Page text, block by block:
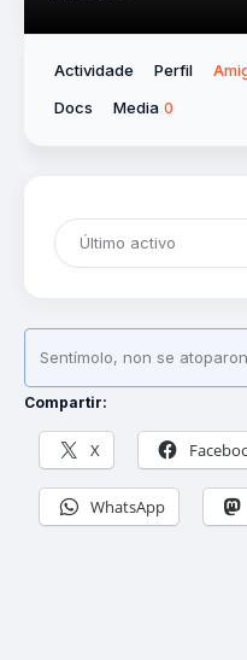
Actividade Perfil
Docs
Media 0
Amigos
Sentímolo, non se
Compartir:
X
WhatsApp